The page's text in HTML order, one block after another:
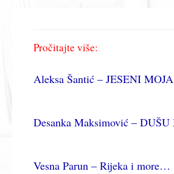
Pročitajte više:
Aleksa Šantić – JESENI MOJA
Desanka Maksimović –
Vesna Parun – Rijeka i more…